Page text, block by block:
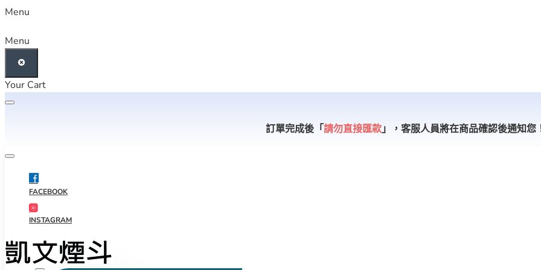
Menu
Menu
Your Cart
訂單完成後「請勿直接匯款 」， 客服人員將在商品確認後通知您
FACEBOOK
INSTAGRAM